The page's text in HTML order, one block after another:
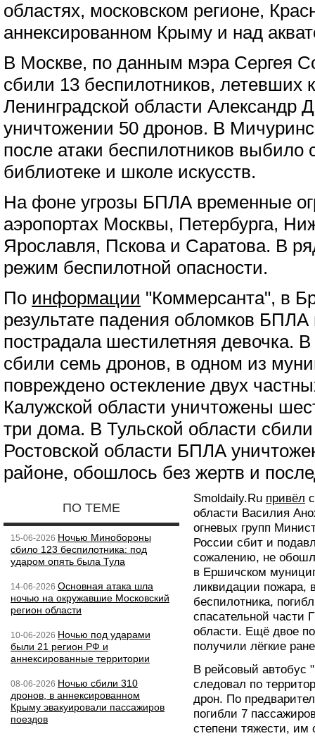
областях, московском регионе,
аннексированном Крыму и над
В Москве, по данным мэра Сергея
сбили 13 беспилотников, летевших
Ленинградской области Александр
уничтожении 50 дронов. В
после атаки беспилотников
библиотеке и школе искусств.
На фоне угрозы БПЛА временные
аэропортах Москвы, Петербурга,
Ярославля, Пскова и Саратова. В
режим беспилотной опасности.
По информации "Коммерсанта", в
результате падения обломков
пострадала шестилетняя девочка.
сбили семь дронов, в одном из
повреждено остекление двух
Калужской области уничтожены
три дома. В Тульской области
Ростовской области БПЛА
районе, обошлось без жертв и
ПО ТЕМЕ
15-06-2026 Ночью Минобороны
сбило 123 беспилотника: под
ударом опять была Тула
14-06-2026 Основная атака шла
ночью на окружавшие Московский
регион области
10-06-2026 Ночью под ударами
были 21 регион РФ и
аннексированные территории
08-06-2026 Ночью сбили 310
дронов, в аннексированном
Крыму эвакуировали пассажиров
поездов
Smoldaily.Ru привёл
области Василия
огневых групп
России сбит и
сожалению, не
в Ершичском
ликвидации пожара,
беспилотника,
спасательной
области. Ещё двое
получили лёгкие
В рейсовый автобус
следовал по
дрон. По
погибли 7
степени тяжести,